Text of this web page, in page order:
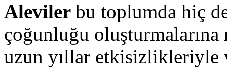
Aleviler bu toplumda hiç
çoğunluğu
uzun yıllar etkisizlikleriyle